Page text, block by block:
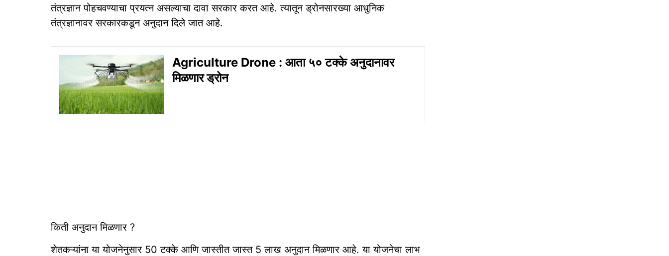
तंत्रज्ञान पोहचवण्याचा प्रयत्न असल्याचा दावा सरकार करत आहे. त्यातून ड्रोनसारख्या आधुनिक
तंत्रज्ञानावर सरकारकडून अनुदान दिले जात आहे.
Agriculture Drone : आता ५० टक्के अनुदानावर
मिळणार ड्रोन
किती अनुदान मिळणार ?
शेतकऱ्यांना या योजनेनुसार 50 टक्के आणि जास्तीत जास्त 5 लाख अनुदान मिळणार आहे. या योजनेचा लाभ